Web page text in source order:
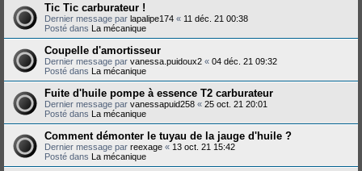
Tic Tic carburateur !
Dernier message par lapalipe174 « 11 déc. 21 00:38
Posté dans La mécanique
Coupelle d'amortisseur
Dernier message par vanessa.puidoux2 « 04 déc. 21 09:32
Posté dans La mécanique
Fuite d'huile pompe à essence T2 carburateur
Dernier message par vanessapuid258 « 25 oct. 21 20:01
Posté dans La mécanique
Comment démonter le tuyau de la jauge d'huile ?
Dernier message par reexage « 13 oct. 21 15:42
Posté dans La mécanique